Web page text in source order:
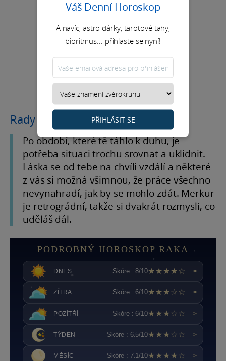
Rady na měsíc
Po období, které tě táhlo k duhu, je
potřeba situaci trochu srovnat a uklidnit.
Láska se od tebe na chvíli vzdálí a některé
z vás si možná všimnou, že práce všechno
nevynahradí, jak by se mohlo zdát. Merkur
je retrográdní, takže si dvakrát rozmysli, co
uděláš dál.
PODROBNÝ HOROSKOP RAKA
DNES Skóre : 8/10★★★★☆ >
ZÍTRA Skóre : 6/10★★★☆☆ >
POZÍTŘÍ Skóre : 6/10★★★☆☆ >
TÝDEN Skóre : 6.5/10★★★☆☆ >
MĚSÍC Skóre : 7.1/10★★★★☆ >
Váš Denní Horoskop
A navíc, astro dárky, tarotové tahy,
bioritmus... přihlaste se nyní!
PŘIHLÁSIT SE